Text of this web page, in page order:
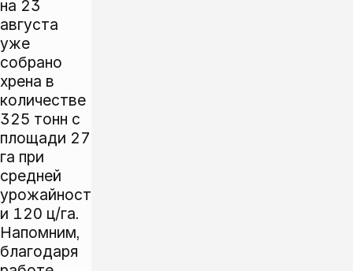
на 23
августа
уже
собрано
хрена в
количестве
325 тонн с
площади 27
га при
средней
урожайност
и 120 ц/га.
Напомним,
благодаря